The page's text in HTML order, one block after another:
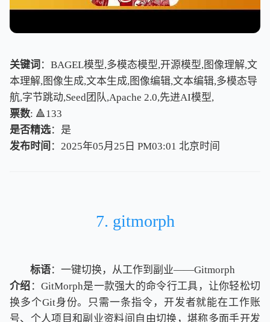
关键词 ：BAGEL模型,多模态模型,开源模型,图像理解,文
本理解,图像生成,文本生成,图像编辑,文本编辑,多模态导
航,字节跳动,Seed团队,Apache 2.0,先进AI模型,
票数: 🔺133
是否精选：是
发布时间 ：2025年05月25日 PM03:01 北京时间
北京时间
7. gitmorph
标语：一键切换，从工作到副业——Gitmorph
介绍 ：GitMorph是一款强大的命令行工具，让你轻松切
换多个Git身份。只需一条指令，开发者就能在工作账
号、个人项目和副业资料间自由切换，堪称多面手开发